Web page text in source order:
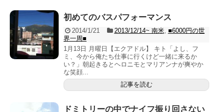
初めてのバスパフォーマンス
2014/1/21 2013/12/14~ 南米, ■6000円の世
界一周■
1月13日 月曜日【エクアドル】 キト「よし、フ
ミ、今から俺たち仕事に行くけど一緒に来るか
い？」朝起きるとヘロニモとマリアンナが爽やか
な笑顔...
記事を読む
ドミトリーの中でナイフ振り回さない